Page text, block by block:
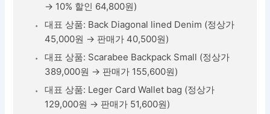
→ 10% 할인 64,800원)
대표 상품: Back Diagonal lined Denim (정상가
45,000원 → 판매가 40,500원)
대표 상품: Scarabee Backpack Small (정상가
389,000원 → 판매가 155,600원)
대표 상품: Leger Card Wallet bag (정상가
129,000원 → 판매가 51,600원)